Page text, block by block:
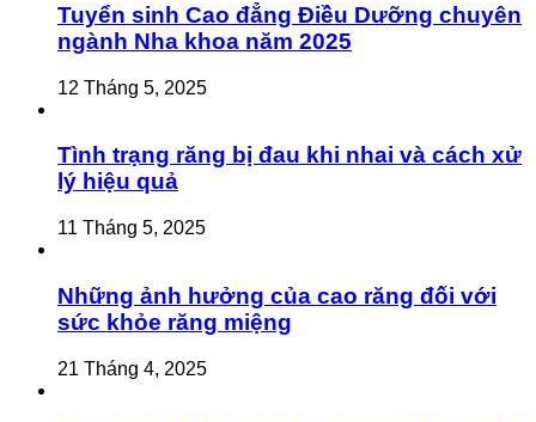
Tuyển sinh Cao đẳng Điều Dưỡng chuyên
ngành Nha khoa năm 2025
12 Tháng 5, 2025
Tình trạng răng bị đau khi nhai và cách xử
lý hiệu quả
11 Tháng 5, 2025
Những ảnh hưởng của cao răng đối với
sức khỏe răng miệng
21 Tháng 4, 2025